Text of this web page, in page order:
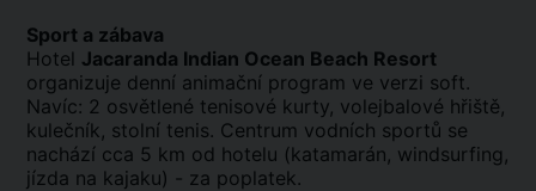
Sport a zábava
Hotel Jacaranda Indian Ocean Beach Resort
organizuje denní animační program ve verzi soft.
Navíc: 2 osvětlené tenisové kurty, volejbalové hřiště,
kulečník, stolní tenis. Centrum vodních sportů se
nachází cca 5 km od hotelu (katamarán, windsurfing,
jízda na kajaku) - za poplatek.